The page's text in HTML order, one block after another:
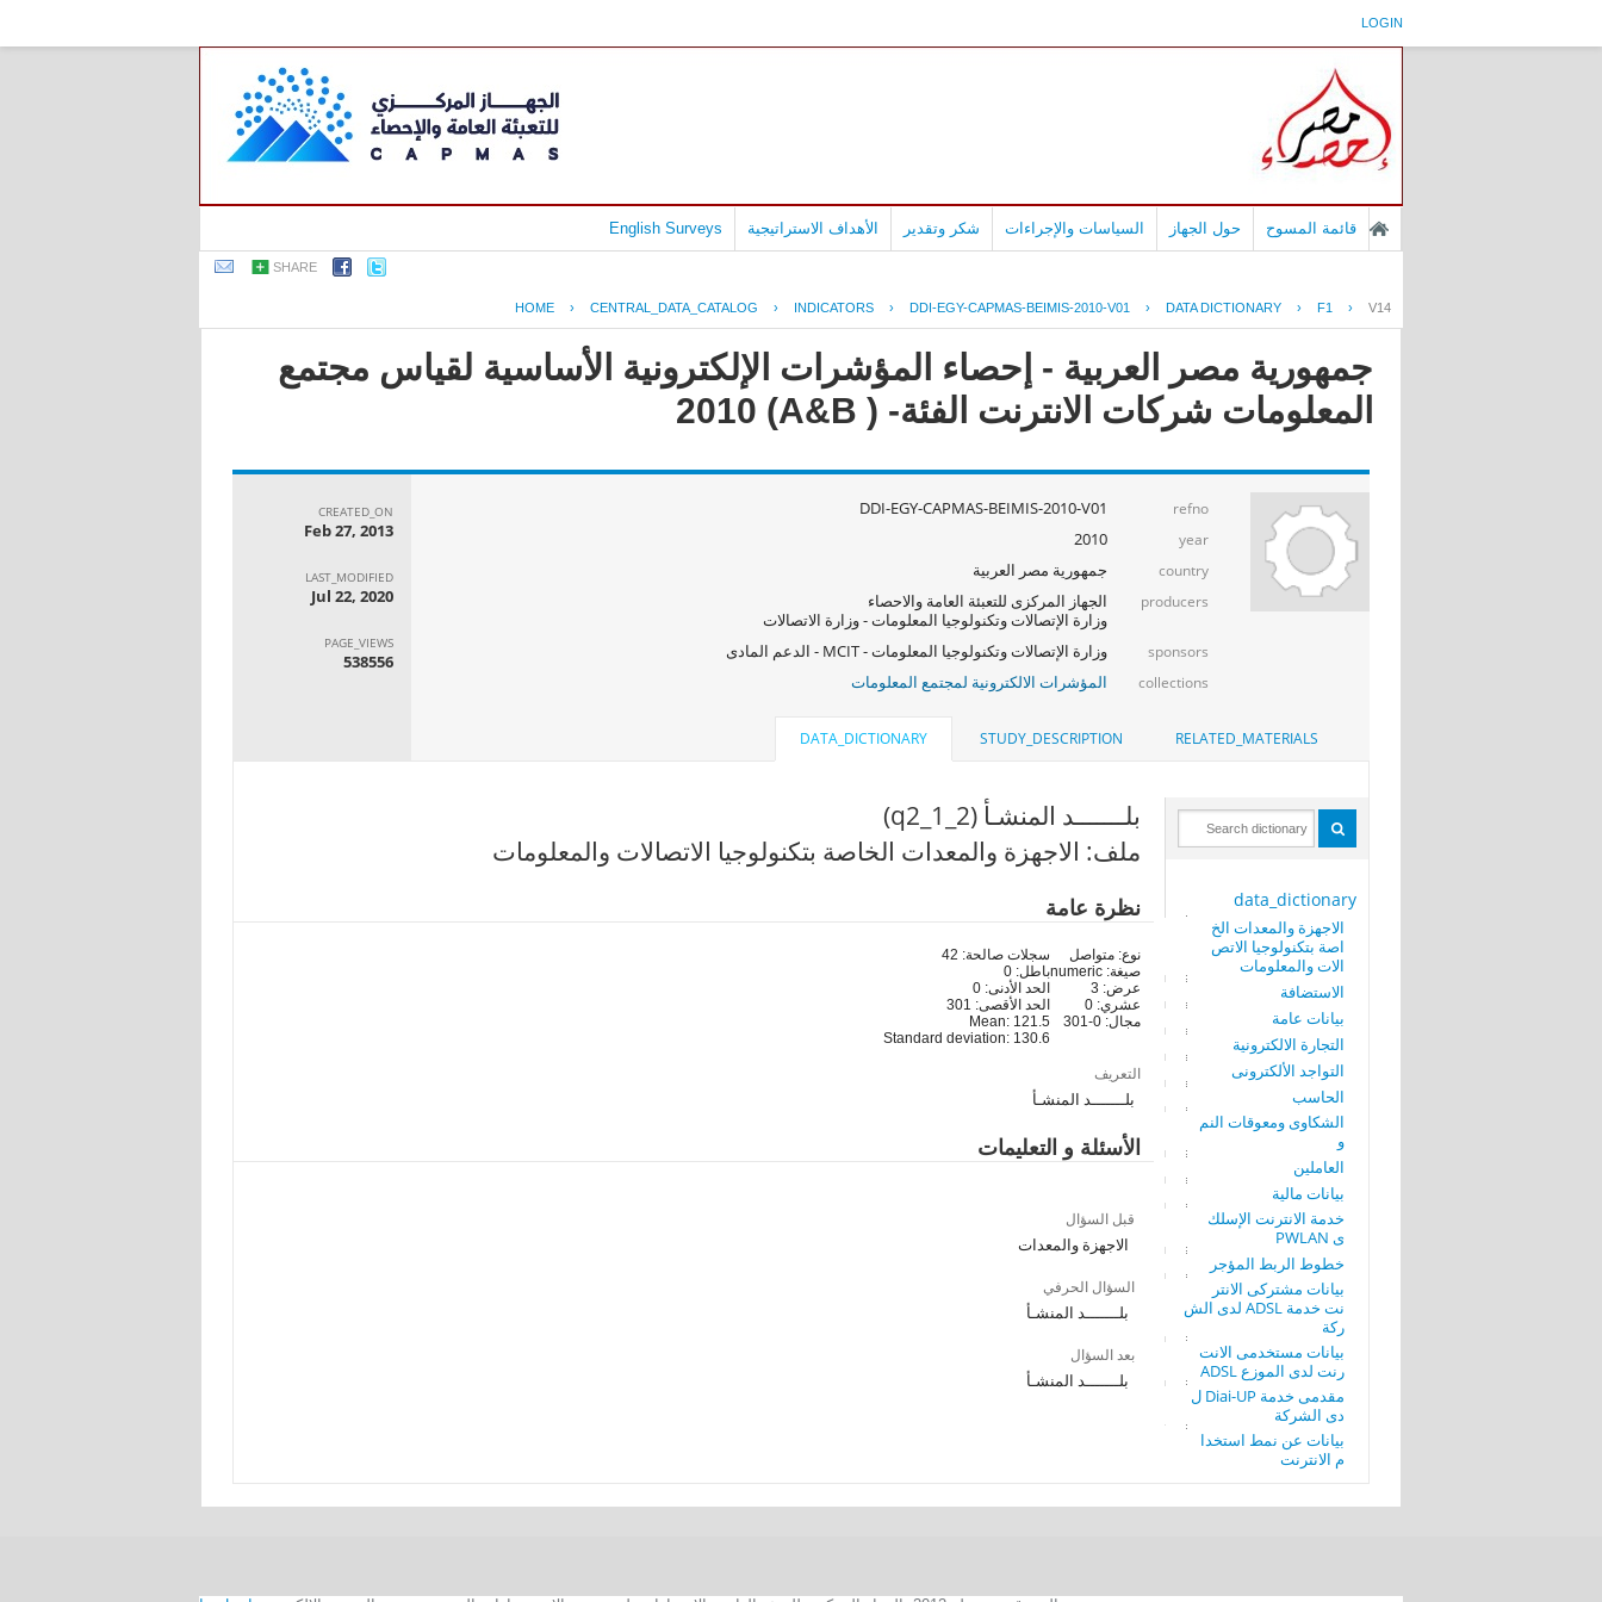
LOGIN
قائمة المسوح حول الجهاز السياسات والإجراءات شكر وتقدير الأهداف الاستراتيجية English Surveys
SHARE
HOME › CENTRAL_DATA_CATALOG › INDICATORS › DDI-EGY-CAPMAS-BEIMIS-2010-V01 › DATA DICTIONARY › F1 › V14
جمهورية مصر العربية - إحصاء المؤشرات الإلكترونية الأساسية لقياس مجتمع
المعلومات شركات الانترنت الفئة- ( A&B) 2010
refno
DDI-EGY-CAPMAS-BEIMIS-2010-V01
year
2010
country جمهورية مصر العربية
producers
الجهاز المركزى للتعبئة العامة والاحصاء
وزارة الإتصالات وتكنولوجيا المعلومات - وزارة الاتصالات
sponsors وزارة الإتصالات وتكنولوجيا المعلومات - MCIT - الدعم المادى
collections المؤشرات الالكترونية لمجتمع المعلومات
CREATED_ON
Feb 27, 2013
LAST_MODIFIED
Jul 22, 2020
PAGE_VIEWS
538556
RELATED_MATERIALS
STUDY_DESCRIPTION
DATA_DICTIONARY
data_dictionary
الاجهزة والمعدات الخ
اصة بتكنولوجيا الاتص
الات والمعلومات
الاستضافة
بيانات عامة
التجارة الالكترونية
التواجد الألكترونى
الحاسب
الشكاوى ومعوقات النم
و
العاملين
بيانات مالية
خدمة الانترنت الإسلك
ى PWLAN
خطوط الربط المؤجر
بيانات مشتركى الانتر
نت خدمة ADSL لدى الش
ركة
بيانات مستخدمى الانت
رنت لدى الموزع ADSL
مقدمى خدمة Diai-UP ل
دى الشركة
بيانات عن نمط استخدا
م الانترنت
بلـــــــد المنشـأ (q2_1_2)
ملف: الاجهزة والمعدات الخاصة بتكنولوجيا الاتصالات والمعلومات
نظرة عامة
نوع: متواصل
صيغة: numeric
عرض: 3
عشري: 0
مجال: 0-301
سجلات صالحة: 42
باطل: 0
الحد الأدنى: 0
الحد الأقصى: 301
Mean: 121.5
Standard deviation: 130.6
التعريف
بلـــــــد المنشـأ
الأسئلة و التعليمات
قبل السؤال
الاجهزة والمعدات
السؤال الحرفي
بلـــــــد المنشـأ
بعد السؤال
بلـــــــد المنشـأ